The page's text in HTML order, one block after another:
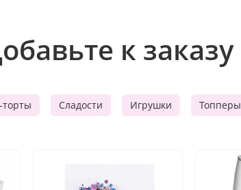
к заказу
торты Сладости Игрушки Топперы